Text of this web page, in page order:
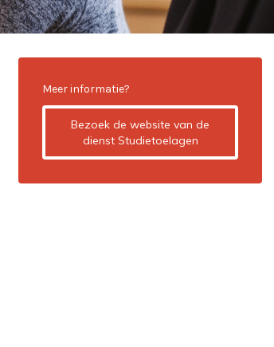
Meer informatie?
Bezoek de website van de
dienst Studietoelagen